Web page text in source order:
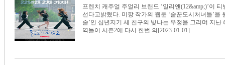
프렌치 캐주얼 주얼리 브랜드 ‘일리앤(12&amp;)’이
선다고밝혔다. 미깡 작가의 웹툰 ‘술꾼도시처녀들’을
술’인 십년지기 세 친구의 빛나는 우정을 그리며 지
역들이 시즌2에 다시 한번 의[2023-01-01]